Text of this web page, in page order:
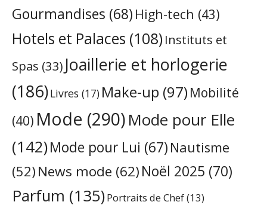
Gourmandises (68) High-tech (43)
Hotels et Palaces (108) Instituts et
Spas (33) Joaillerie et horlogerie
(186)Livres (17) Make-up (97) Mobilité
(40) Mode (290)Mode pour Elle
(142)Mode pour Lui (67) Nautisme
(52) News mode (62)Noël 2025 (70)
Parfum (135)Portraits de Chef(13)